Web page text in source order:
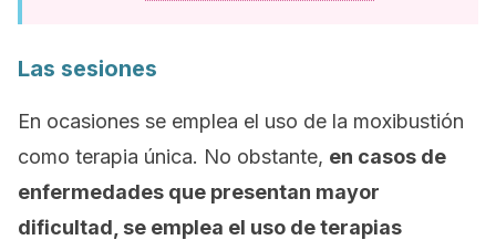
Las sesiones
En ocasiones se emplea el uso de la moxibustión
como terapia única. No obstante, en casos de
enfermedades que presentan mayor
dificultad, se emplea el uso de terapias